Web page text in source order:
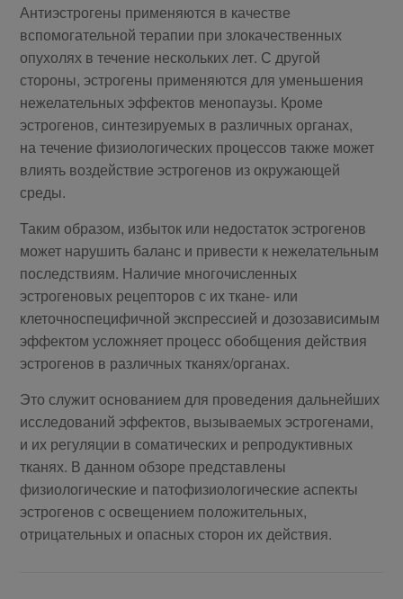
Антиэстрогены применяются в качестве
вспомогательной терапии при злокачественных
опухолях в течение нескольких лет. С другой
стороны, эстрогены применяются для уменьшения
нежелательных эффектов менопаузы. Кроме
эстрогенов, синтезируемых в различных органах,
на течение физиологических процессов также может
влиять воздействие эстрогенов из окружающей
среды.
Таким образом, избыток или недостаток эстрогенов
может нарушить баланс и привести к нежелательным
последствиям. Наличие многочисленных
эстрогеновых рецепторов с их ткане- или
клеточноспецифичной экспрессией и дозозависимым
эффектом усложняет процесс обобщения действия
эстрогенов в различных тканях/органах.
Это служит основанием для проведения дальнейших
исследований эффектов, вызываемых эстрогенами,
и их регуляции в соматических и репродуктивных
тканях. В данном обзоре представлены
физиологические и патофизиологические аспекты
эстрогенов с освещением положительных,
отрицательных и опасных сторон их действия.